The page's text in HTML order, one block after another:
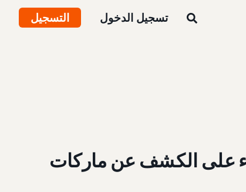
تسجيل الدخول التسجيل
على الكشف عن ماركات